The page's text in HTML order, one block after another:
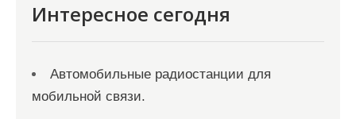
Интересное сегодня
Автомобильные радиостанции для
мобильной связи.